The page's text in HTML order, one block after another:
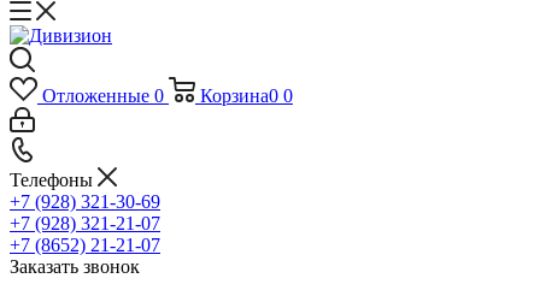
Отложенные 0 Корзина0 0
Телефоны
+7 (928) 321-30-69
+7 (928) 321-21-07
+7 (8652) 21-21-07
Заказать звонок